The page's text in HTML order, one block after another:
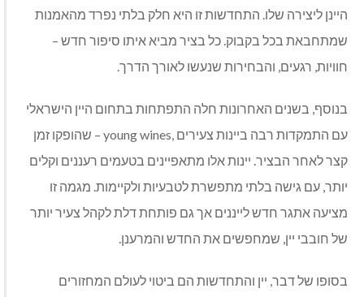
היינן ליצירה שלו. התחדשות זו היא חלק בלתי נפרד מהאמנות
שמתחבאת בכל בקבוק. כל בציר מביא איתו סיפור חדש –
חוויות, רגעים, והבחירות שנעשו לאורך הדרך.
בנוסף, בשנים האחרונות חלה התפתחות בתחום היין הישראלי
עם התמקדות רבה ביינות צעירים ,young wines –
שהופקו זמן
קצר לאחר הבציר. יינות אלו מתאפיינים בטעמים רעננים וקלים
יותר, עם גישה בלתי מתפשרת לטבעיות ולקיימות. מגמה זו
מציעה אתגר חדש לייננים אך גם פותחת דלת לקהל צעיר יותר
של חובבי יין, שמחפשים את החדש והמרענן.
בסופו של דבר, יין והתחדשות הם ביטוי לעולם המחזורים